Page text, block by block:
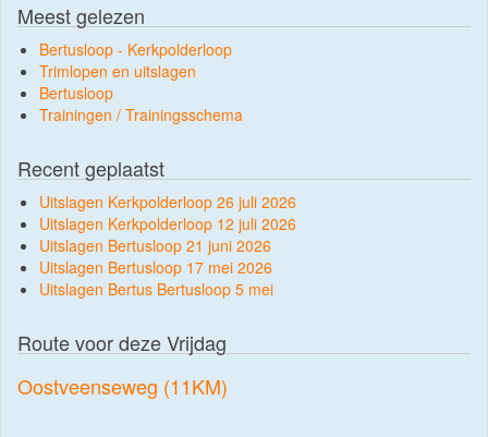
Meest gelezen
Bertusloop - Kerkpolderloop
Trimlopen en uitslagen
Bertusloop
Trainingen / Trainingsschema
Recent geplaatst
Uitslagen Kerkpolderloop 26 juli 2026
Uitslagen Kerkpolderloop 12 juli 2026
Uitslagen Bertusloop 21 juni 2026
Uitslagen Bertusloop 17 mei 2026
Uitslagen Bertus Bertusloop 5 mei
Route voor deze Vrijdag
Oostveenseweg (11KM)